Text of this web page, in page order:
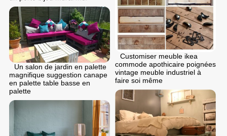
Customiser meuble ikea
commode apothicaire poignées
vintage meuble industriel à
faire soi même
Un salon de jardin en palette
magnifique suggestion canape
en palette table basse en
palette